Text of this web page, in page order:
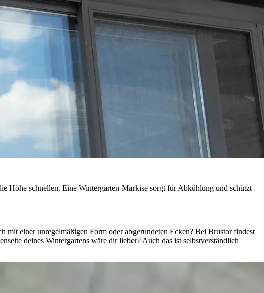
Höhe schnellen. Eine Wintergarten-Markise sorgt für Abkühlung und schützt
mit einer unregelmäßigen Form oder abgerundeten Ecken? Bei Brustor findest
deines Wintergartens wäre dir lieber? Auch das ist selbstverständlich